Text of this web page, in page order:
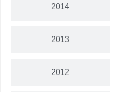
2014
2013
2012